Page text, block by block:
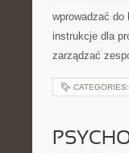
wprowadzać do
instrukcje dla
zarządzać
CATEGORIES: